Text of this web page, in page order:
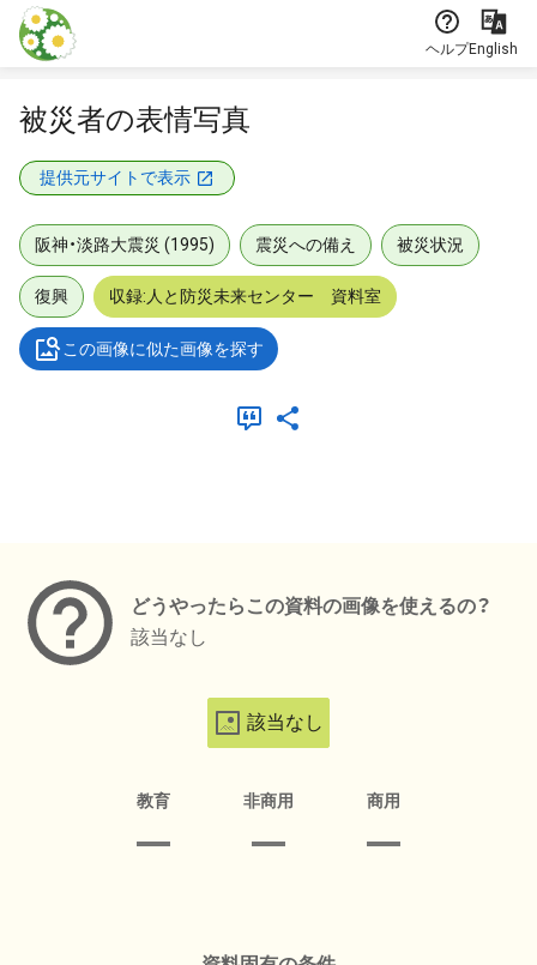
本文に飛ぶ
ヘルプEnglish
被災者の表情写真
提供元サイトで表示
阪神・淡路大震災 (1995) 震災への備え 被災状況
復興 収録:人と防災未来センター 資料室
この画像に似た画像を探す
どうやったらこの資料の画像を使えるの？
該当なし
該当なし
教育 非商用 商用